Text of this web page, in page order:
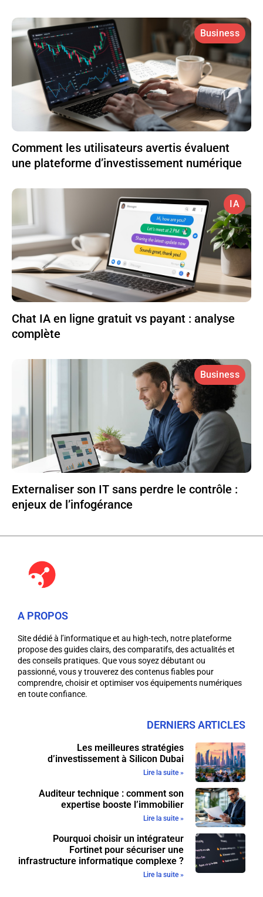
Business
Comment les utilisateurs avertis évaluent
une plateforme d’investissement numérique
IA
Chat IA en ligne gratuit vs payant : analyse
complète
Business
Externaliser son IT sans perdre le contrôle :
enjeux de l’infogérance
A PROPOS
Site dédié à l’informatique et au high-tech, notre plateforme
propose des guides clairs, des comparatifs, des actualités et
des conseils pratiques. Que vous soyez débutant ou
passionné, vous y trouverez des contenus fiables pour
comprendre, choisir et optimiser vos équipements numériques
en toute confiance.
DERNIERS ARTICLES
Les meilleures stratégies
d’investissement à Silicon Dubai
Lire la suite »
Auditeur technique : comment son
expertise booste l’immobilier
Lire la suite »
Pourquoi choisir un intégrateur
Fortinet pour sécuriser une
infrastructure informatique complexe ?
Lire la suite »